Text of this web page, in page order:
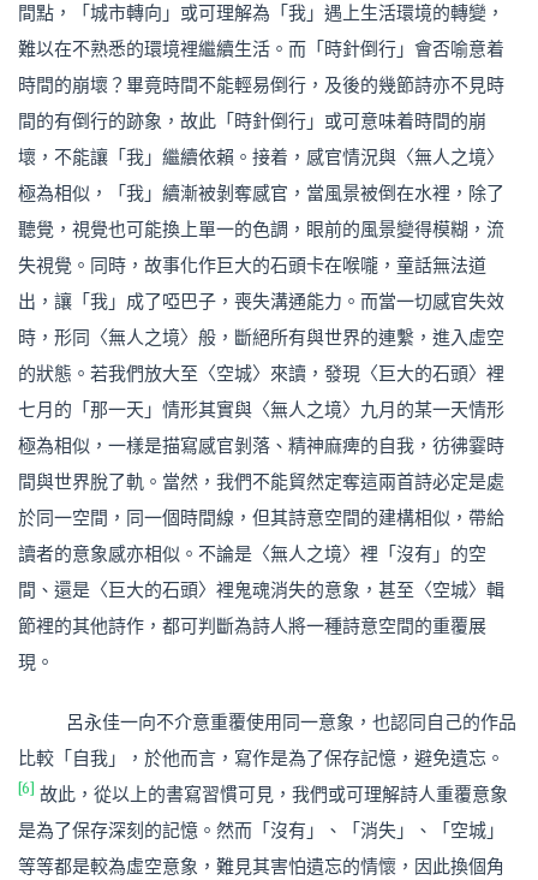
間點，「城市轉向」或可理解為「我」遇上生活環境的轉變，
難以在不熟悉的環境裡繼續生活。而「時針倒行」會否喻意着
時間的崩壞？畢竟時間不能輕易倒行，及後的幾節詩亦不見時
間的有倒行的跡象，故此「時針倒行」或可意味着時間的崩
壞，不能讓「我」繼續依賴。接着，感官情況與〈無人之境〉
極為相似，「我」續漸被剝奪感官，當風景被倒在水裡，除了
聽覺，視覺也可能換上單一的色調，眼前的風景變得模糊，流
失視覺。同時，故事化作巨大的石頭卡在喉嚨，童話無法道
出，讓「我」成了啞巴子，喪失溝通能力。而當一切感官失效
時，形同〈無人之境〉般，斷絕所有與世界的連繫，進入虛空
的狀態。若我們放大至〈空城〉來讀，發現〈巨大的石頭〉裡
七月的「那一天」情形其實與〈無人之境〉九月的某一天情形
極為相似，一樣是描寫感官剝落、精神麻痺的自我，彷彿霎時
間與世界脫了軌。當然，我們不能貿然定奪這兩首詩必定是處
於同一空間，同一個時間線，但其詩意空間的建構相似，帶給
讀者的意象感亦相似。不論是〈無人之境〉裡「沒有」的空
間、還是〈巨大的石頭〉裡鬼魂消失的意象，甚至〈空城〉輯
節裡的其他詩作，都可判斷為詩人將一種詩意空間的重覆展
現。
呂永佳一向不介意重覆使用同一意象，也認同自己的作品
比較「自我」，於他而言，寫作是為了保存記憶，避免遺忘。
[6]
故此，從以上的書寫習慣可見，我們或可理解詩人重覆意象
是為了保存深刻的記憶。然而「沒有」、「消失」、「空城」
等等都是較為虛空意象，難見其害怕遺忘的情懷，因此換個角